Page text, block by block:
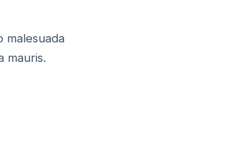
malesuada
mauris.